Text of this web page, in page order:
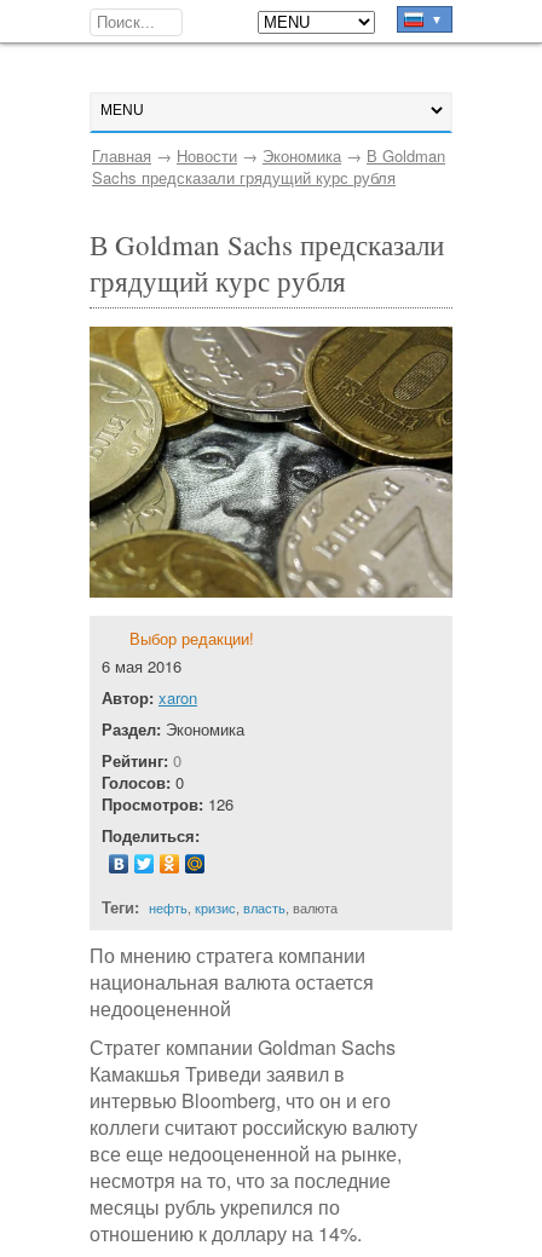
▼
Главная → Новости → Экономика → В Goldman
Sachs предсказали грядущий курс рубля
В Goldman Sachs предсказали
грядущий курс рубля
Выбор редакции!
6 мая 2016
Автор: xaron
Раздел: Экономика
Рейтинг: 0
Голосов: 0
Просмотров: 126
Поделиться:
Теги: нефть, кризис, власть, валюта
По мнению стратега компании
национальная валюта остается
недооцененной
Стратег компании Goldman Sachs
Камакшья Триведи заявил в
интервью Bloomberg, что он и его
коллеги считают российскую валюту
все еще недооцененной на рынке,
несмотря на то, что за последние
месяцы рубль укрепился по
отношению к доллару на 14%.